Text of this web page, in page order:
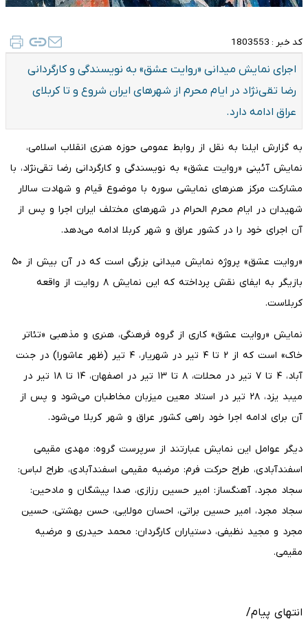
کد خبر : 1803553
اجرای نمایش میدانی «روایت عشق» به نویسندگی و کارگردانی
رضا تقی‌نژاد در ایام محرم از شهرهای ایران شروع و تا کربلای
عراق ادامه دارد.
به گزارش ایلنا به نقل از روابط عمومی حوزه هنری انقلاب اسلامی،
نمایش آئینی «روایت عشق» به نویسندگی و کارگردانی رضا تقی‌نژاد، با
مشارکت مرکز هنرهای نمایشی سوره با موضوع قیام و شهادت سالار
شهیدان در ایام محرم الحرام در شهرهای مختلف ایران اجرا و پس از
آن اجرای خود را در کشور عراق و شهر کربلا ادامه می‌دهد.
«روایت عشق» پروژه نمایش میدانی بزرگی است که در آن بیش از ۵۰
بازیگر به ایفای نقش پرداخته که این نمایش ۸ روایت از واقعه
کربلاست.
نمایش «روایت عشق» کاری از گروه فرهنگی، هنری و مذهبی «تئاتر
خاک» است که از ۲ تا ۴ تیر در شهریار، ۴ تیر (ظهر عاشورا) در جنت
آباد، ۴ تا ۷ تیر در محلات، ۸ تا ۱۳ تیر در اصفهان، ۱۴ تا ۱۸ تیر در
میبد یزد، ۲۸ تیر در استاد معین میزبان مخاطبان می‌شود و پس از
آن برای ادامه اجرا خود راهی کشور عراق و شهر کربلا می‌شود.
دیگر عوامل این نمایش عبارتند از سرپرست گروه: مهدی مقیمی
اسفندآبادی، طراح حرکت فرم: مرضیه مقیمی اسفندآبادی، طراح لباس:
سجاد مجرد، آهنگساز: امیر حسین رزازی، صدا پیشگان و مادحین:
سجاد مجرد، امیر حسین براتی، احسان مولایی، حسن بهشتی، حسین
مجرد و مجید نظیفی، دستیاران کارگردان: محمد حیدری و مرضیه
مقیمی.
انتهای پیام/